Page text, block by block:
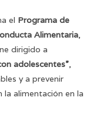
el Programa de
Alimentaria,
dirigido a
adolescentes”,
y a prevenir
la alimentación en la